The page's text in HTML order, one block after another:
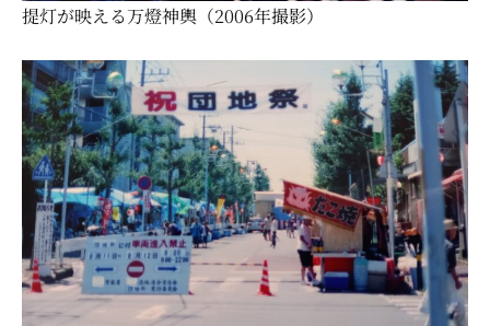
提灯が映える万燈神輿（2006年撮影）